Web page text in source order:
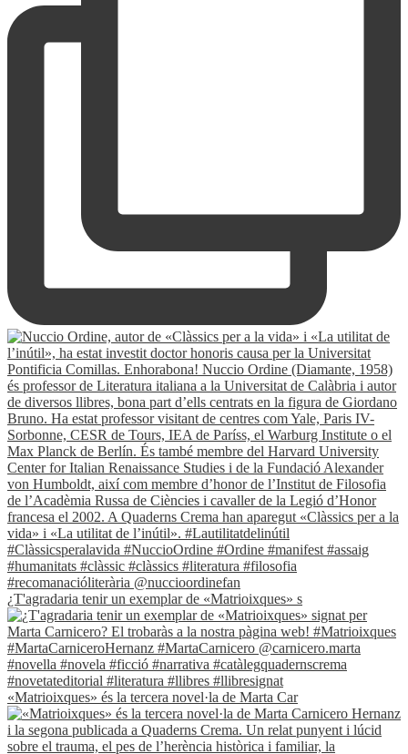
¿T'agradaria tenir un exemplar de «Matrioixques» s
«Matrioixques» és la tercera novel·la de Marta Car